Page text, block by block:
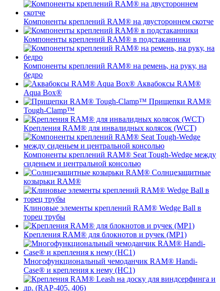
Компоненты креплений RAM® на двустороннем скотче
Компоненты креплений RAM® в подстаканники
Компоненты креплений RAM® на ремень, на руку, на
бедро
Аквабоксы RAM®
Aqua Box®
Прищепки RAM®
Tough-Clamp™
Крепления RAM® для инвалидных колясок (WCT)
Компоненты креплений RAM® Seat Tough-Wedge между
сиденьем и центральной консолью
Солнцезащитные
козырьки RAM®
Клиновые элементы креплений RAM® Wedge Ball в
торец трубы
Крепления RAM® для блокнотов и ручек (MP1)
Многофункциональный чемоданчик RAM® Handi-
Case® и крепления к нему (HC1)